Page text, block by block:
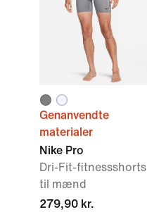
Genanvendte
materialer
Nike Pro
Dri-Fit-fitnessshorts
til mænd
279,90 kr.